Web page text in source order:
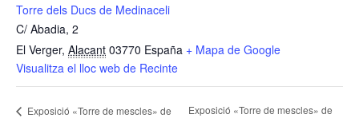
Torre dels Ducs de Medinaceli
C/ Abadia, 2
El Verger, Alacant 03770 España + Mapa de Google
Visualitza el lloc web de Recinte
Exposició «Torre de mescles» de
Exposició «Torre de mescles» de